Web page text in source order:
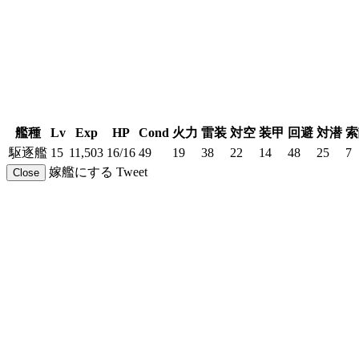
艦種 Lv Exp HP Cond 火力 雷装 対空 装甲 回避 対潜
駆逐艦 15 11,503 16/16 49 19 38 22 14 48 25 7
Close 嫁艦にする Tweet